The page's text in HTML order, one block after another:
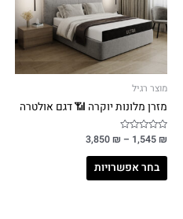
מוצר רגיל
מזרן מלונות יוקרה 📶 דגם אולטרה
דורג
0
מתוך
1,545₪
–
3,850₪
בחר אפשרויות